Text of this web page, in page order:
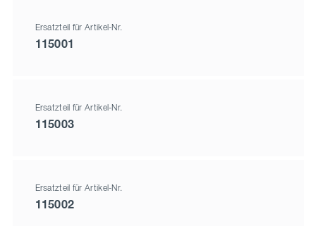
Ersatzteil für Artikel-Nr.
115001
Ersatzteil für Artikel-Nr.
115003
Ersatzteil für Artikel-Nr.
115002